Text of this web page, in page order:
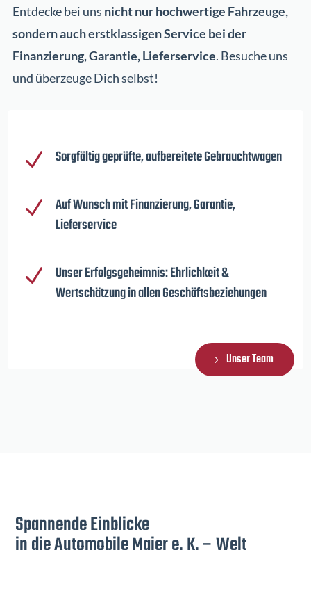
Entdecke bei uns nicht nur hochwertige Fahrzeuge,
sondern auch erstklassigen Service bei der
Finanzierung, Garantie, Lieferservice. Besuche uns
und überzeuge Dich selbst!
N Sorgfältig geprüfte, aufbereitete Gebrauchtwagen
N
Auf Wunsch mit Finanzierung, Garantie,
Lieferservice
N
Unser Erfolgsgeheimnis: Ehrlichkeit &
Wertschätzung in allen Geschäftsbeziehungen
Unser Team
Spannende Einblicke
in die Automobile Maier e. K. – Welt